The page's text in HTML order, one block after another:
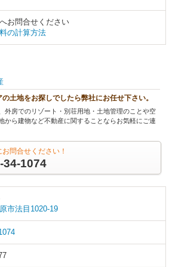
お問合せください
の計算方法
土地をお探しでしたら弊社にお任せ下さい。
外房でのリゾート・別荘用地・土地管理のことや空
から建物など不動産に関することならお気軽にご連
お問合せください！
34-1074
市法目1020-19